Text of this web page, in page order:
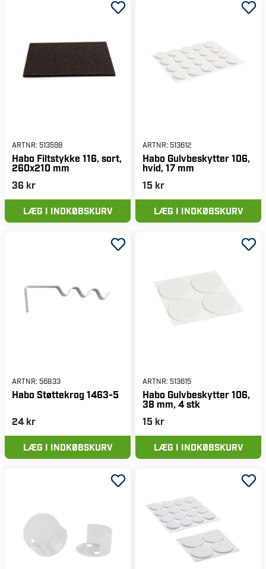
ARTNR: 513598
Habo Filtstykke 116, sort,
260x210 mm
36 kr
LÆG I INDKØBSKURV
ARTNR: 513612
Habo Gulvbeskytter 106,
hvid, 17 mm
15 kr
LÆG I INDKØBSKURV
ARTNR: 56833
Habo Støttekrog 1463-5
24 kr
LÆG I INDKØBSKURV
ARTNR: 513615
Habo Gulvbeskytter 106,
38 mm, 4 stk
15 kr
LÆG I INDKØBSKURV